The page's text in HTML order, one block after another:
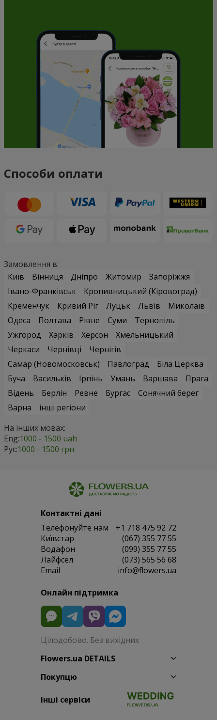
Способи оплати
Замовлення в:
Київ
Вінниця Дніпро Житомир
Запоріжжя
Івано-Франківськ
Кропивницький (Кіровоград)
Кременчук
Кривий Ріг Луцьк Львів
Миколаїв
Одеса
Полтава Рівне Суми
Тернопіль
Ужгород
Харків Херсон
Хмельницький
Черкаси
Чернівці
Чернігів
Самар (Новомосковськ)
Павлоград
Біла Церква
Буча
Васильків Ірпінь Умань Варшава
Прага
Відень
Берлін Ревне Бургас
Сонячний берег
Варна
інші регіони
На інших мовах:
Eng:1000 - 1500 uah
Рус:1000 - 1500 грн
Контактні дані
Телефонуйте нам
+1 718 475 92 72
Київстар
(067) 355 77 55
Водафон
(099) 355 77 55
Лайфсел
(073) 565 56 68
Email
info@flowers.ua
Онлайн підтримка
Цілодобово. Без вихідних
Flowers.ua DETAILS
Покупцю
Інші сервіси